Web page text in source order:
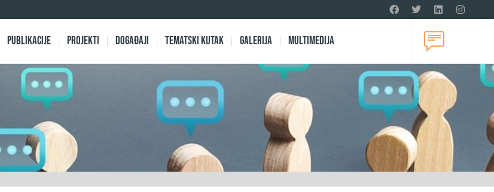
Publikacije Projekti Događaji Tematski kutak Galerija Multimedija